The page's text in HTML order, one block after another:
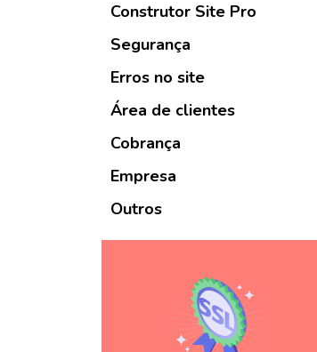
Construtor Site Pro
Segurança
Erros no site
Área de clientes
Cobrança
Empresa
Outros